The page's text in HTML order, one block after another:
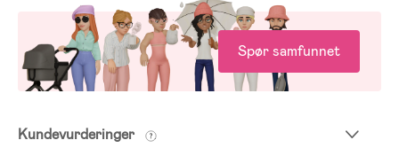
Spør samfunnet
Kundevurderinger